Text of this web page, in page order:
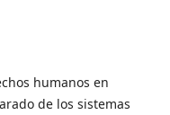
humanos en
de los sistemas